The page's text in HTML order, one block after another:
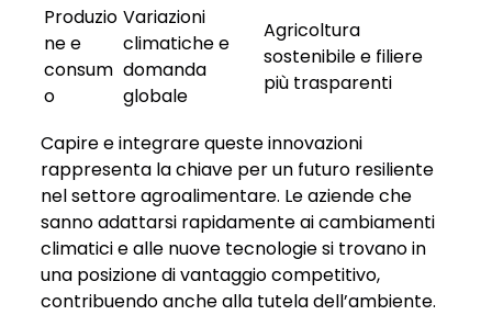
Produzio
ne e
consum
o
Variazioni
climatiche e
domanda
globale
Agricoltura
sostenibile e filiere
più trasparenti
Capire e integrare queste innovazioni
rappresenta la chiave per un futuro resiliente
nel settore agroalimentare. Le aziende che
sanno adattarsi rapidamente ai cambiamenti
climatici e alle nuove tecnologie si trovano in
una posizione di vantaggio competitivo,
contribuendo anche alla tutela dell’ambiente.